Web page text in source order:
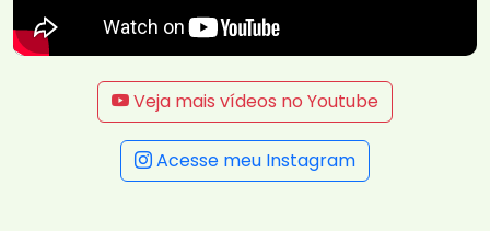
Veja mais vídeos no Youtube
Acesse meu Instagram